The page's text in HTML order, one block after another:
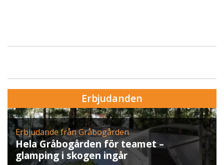
Erbjudanden
Erbjudande från Gråbogården
Hela Gråbogården för teamet –
glamping i skogen ingår